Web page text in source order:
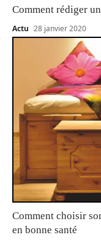
Comment rédiger
Actu 28 janvier 2020
Comment choisir
en bonne santé